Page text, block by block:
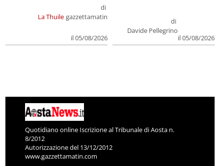
La Thuile
di
gazzettamatin
il 05/08/2026
di
Davide Pellegrino
il 05/08/2026
Quotidiano online Iscrizione al Tribunale di Aosta n.
8/2012
Autorizzazione del 13/12/2012
www.gazzettamatin.com